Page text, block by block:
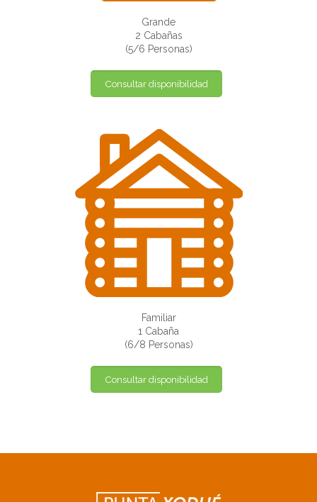
Grande
2 Cabañas
(5/6 Personas)
Consultar disponibilidad
Familiar
1 Cabaña
(6/8 Personas)
Consultar disponibilidad